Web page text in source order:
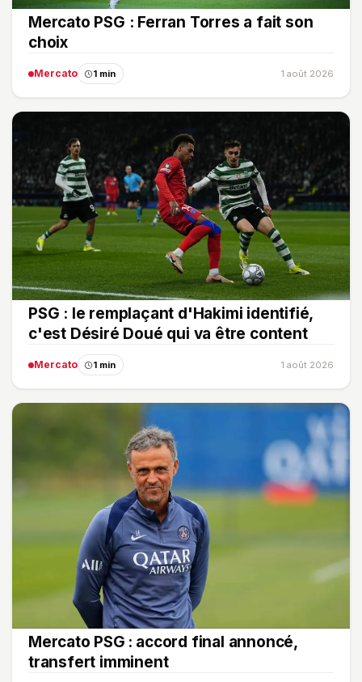
Mercato PSG : Ferran Torres a fait son
choix
Mercato 1 min 1 août 2026
PSG : le remplaçant d'Hakimi identifié,
c'est Désiré Doué qui va être content
Mercato 1 min 1 août 2026
Mercato PSG : accord final annoncé,
transfert imminent